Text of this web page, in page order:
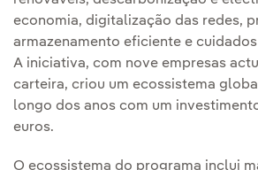
economia, digitalização das redes,
armazenamento eficiente e
A iniciativa, com nove empresas
carteira, criou um ecossistema
longo dos anos com um
euros.
O ecossistema do programa inclui